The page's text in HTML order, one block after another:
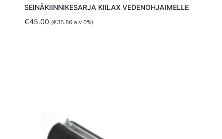
SEINÄKIINNIKESARJA KIILAX VEDENOHJAIMELLE
€45.00 (€35.86alv 0%)